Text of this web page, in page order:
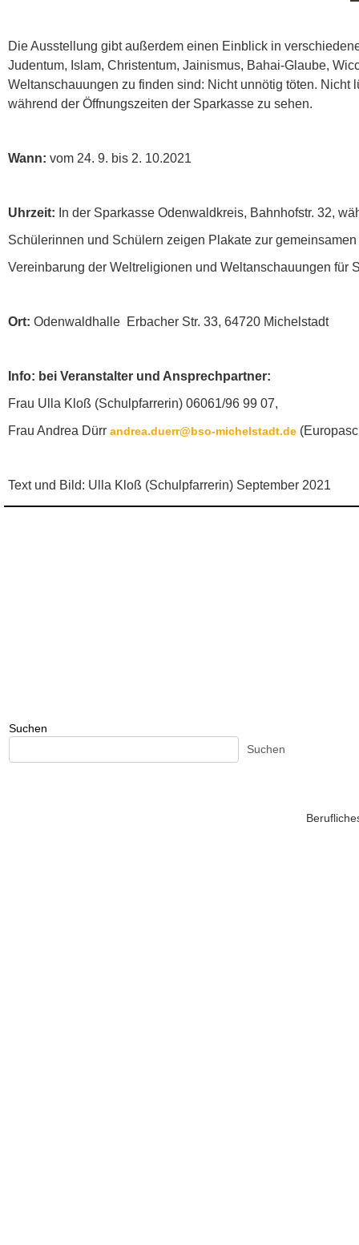
Die Ausstellung gibt außerdem einen Einblick in
Judentum, Islam, Christentum, Jainismus, Bahai-Glaube,
Weltanschauungen zu finden sind: Nicht unnötig töten.
während der Öffnungszeiten der Sparkasse zu sehen.
Wann: vom 24. 9. bis 2. 10.2021
Uhrzeit: In der Sparkasse Odenwaldkreis, Bahnhofstr. 32,
Schülerinnen und Schülern zeigen Plakate zur
Vereinbarung der Weltreligionen und Weltanschauungen für
Ort: Odenwaldhalle Erbacher Str. 33, 64720 Michelstadt
Info: bei Veranstalter und Ansprechpartner:
Frau Ulla Kloß (Schulpfarrerin) 06061/96 99 07,
Frau Andrea Dürr andrea.duerr@bso-michelstadt.de
Text und Bild: Ulla Kloß (Schulpfarrerin) September 2021
Suchen
Suchen